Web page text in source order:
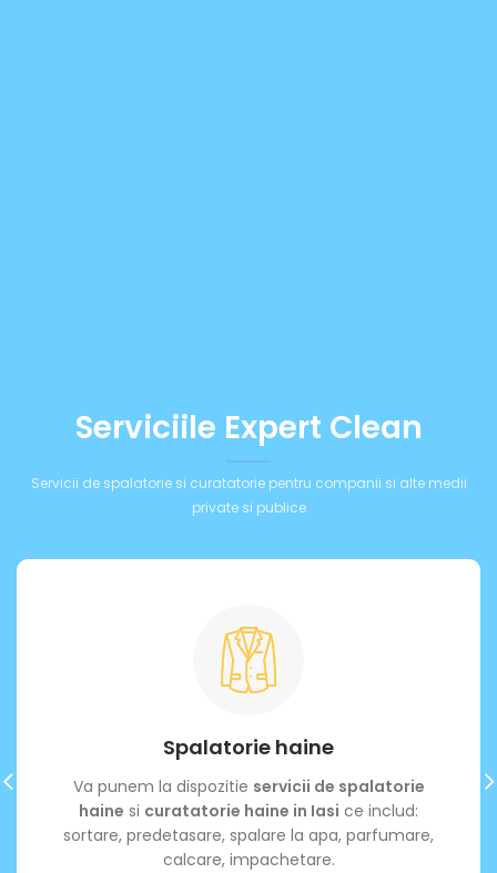
Serviciile Expert Clean
Servicii de spalatorie si curatatorie pentru companii si alte medii
private si publice
Spalatorie haine
Va punem la dispozitie servicii de spalatorie
haine si curatatorie haine in Iasi ce includ:
sortare, predetasare, spalare la apa, parfumare,
calcare, impachetare.